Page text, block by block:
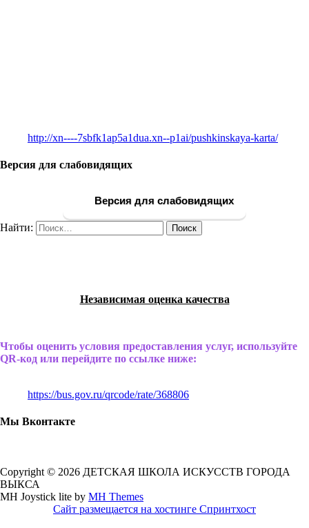
http://xn----7sbfk1ap5a1dua.xn--p1ai/pushkinskaya-karta/
Версия для слабовидящих
Версия для слабовидящих
Найти:
Независимая оценка качества
Чтобы оценить условия предоставления услуг, используйте
QR-код или перейдите по ссылке ниже:
https://bus.gov.ru/qrcode/rate/368806
Мы Вконтакте
Copyright © 2026 ДЕТСКАЯ ШКОЛА ИСКУССТВ ГОРОДА
ВЫКСА
MH Joystick lite by MH Themes
Сайт размещается на хостинге Спринтхост